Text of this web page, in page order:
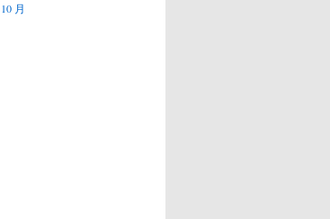
月